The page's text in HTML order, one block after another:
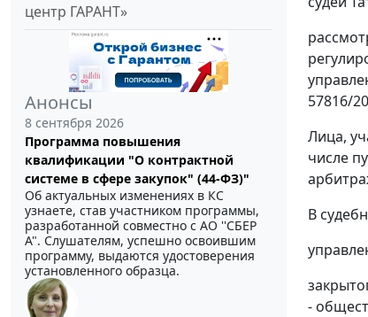
центр ГАРАНТ»
Анонсы
8 сентября 2026
Программа повышения
квалификации "О контрактной
системе в сфере закупок" (44-ФЗ)"
Об актуальных изменениях в КС
узнаете, став участником программы,
разработанной совместно с АО ''СБЕР
А". Слушателям, успешно освоившим
программу, выдаются удостоверения
установленного образца.
57816/
Лица,
числе
В
-